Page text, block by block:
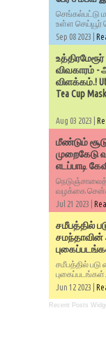
செங்கல்பட்டு
உள்ள செய்யூர்
Sep 08 2023 |
விவகாரம் -
விளக்கம்.!
Tea Cup
Aug 03 2023 |
மீண்டும்
முறைகேடு
எடப்பாடி
வழக்கை
Jul 21 2023 |
சமீபத்தில்
சமந்தாவின்
சமீபத்தில்
Jun 12 2023 |
Recent Posts